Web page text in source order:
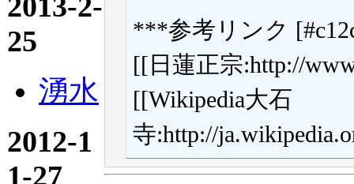
25
湧水
2012-1
1-27
***参考リンク
[[日蓮正宗:http://
[[Wikipedia大石
寺:http://